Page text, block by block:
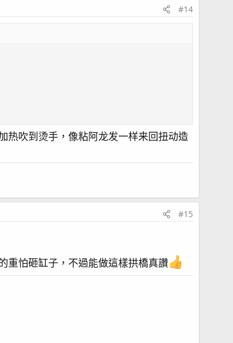
#14
热吹到烫手，像粘阿龙发一样来回扭动造
#15
重怕砸缸子，不過能做這樣拱橋真讚